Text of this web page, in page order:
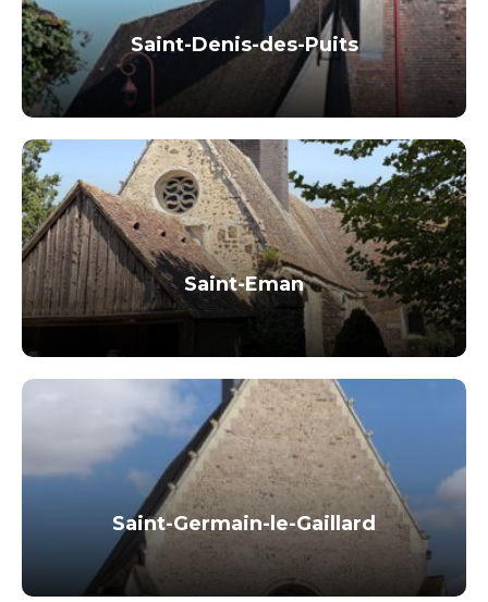
Saint-Denis-des-Puits
Saint-Eman
Saint-Germain-le-Gaillard